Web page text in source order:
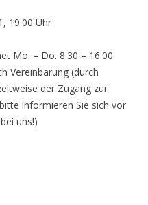
19.00 Uhr
Mo. – Do. 8.30 – 16.00
Vereinbarung (durch
der Zugang zur
informieren Sie sich vor
uns!)